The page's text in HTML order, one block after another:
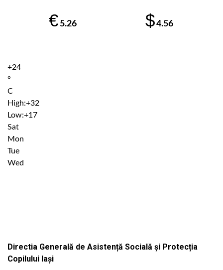
€ 5.26 $4.56
+24
°
C
High:+32
Low:+17
Sat
Mon
Tue
Wed
Directia Generală de Asistență Socială și Protecția
Copilului Iași